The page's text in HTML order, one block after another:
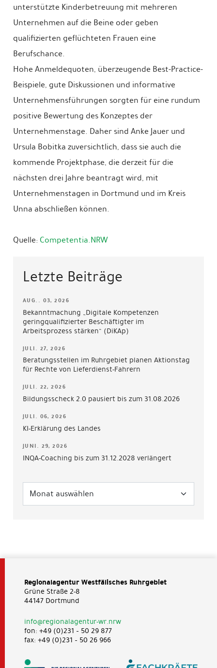
unterstützte Kinderbetreuung mit mehreren
Unternehmen auf die Beine oder geben
qualifizierten geflüchteten Frauen eine
Berufschance.
Hohe Anmeldequoten, überzeugende Best-Practice-
Beispiele, gute Diskussionen und informative
Unternehmensführungen sorgten für eine rundum
positive Bewertung des Konzeptes der
Unternehmenstage. Daher sind Anke Jauer und
Ursula Bobitka zuversichtlich, dass sie auch die
kommende Projektphase, die derzeit für die
nächsten drei Jahre beantragt wird, mit
Unternehmenstagen in Dortmund und im Kreis
Unna abschließen können.
Quelle: Competentia.NRW
Letzte Beiträge
AUG.. 03, 2026
Bekanntmachung „Digitale Kompetenzen
geringqualifizierter Beschäftigter im
Arbeitsprozess stärken“ (DiKAp)
JULI. 27, 2026
Beratungsstellen im Ruhrgebiet planen Aktionstag
für Rechte von Lieferdienst-Fahrern
JULI. 22, 2026
Bildungsscheck 2.0 pausiert bis zum 31.08.2026
JULI. 06, 2026
KI-Erklärung des Landes
JUNI. 29, 2026
INQA-Coaching bis zum 31.12.2028 verlängert
Regionalagentur Westfälisches Ruhrgebiet
Grüne Straße 2-8
44147 Dortmund
info@regionalagentur-wr.nrw
fon: +49 (0)231 – 50 29 877
fax: +49 (0)231 – 50 26 966